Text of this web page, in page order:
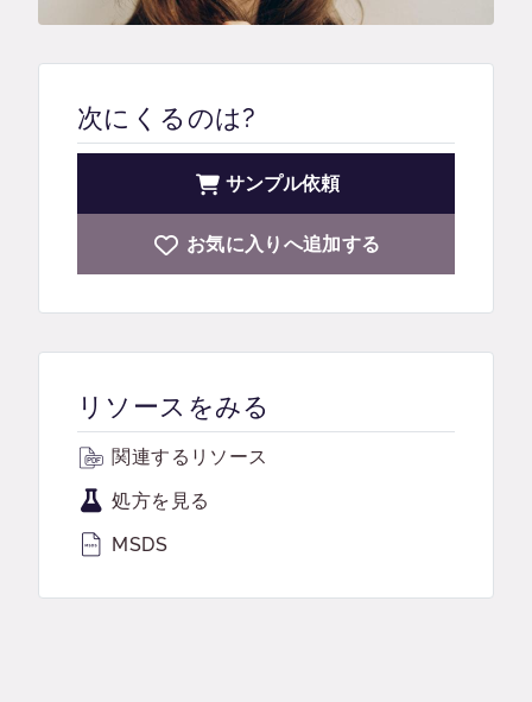
次にくるのは?
サンプル依頼
お気に入りへ追加する
リソースをみる
関連するリソース
処方を見る
MSDS